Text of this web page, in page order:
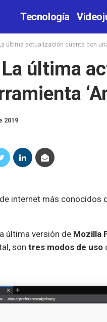
Tecnología
última actualización cuenta con
última
2019
internet más conocidos
última versión de Mozilla
son tres modos de uso